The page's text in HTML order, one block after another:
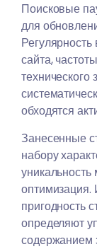
Поисковые
для
Регулярность
сайта,
технического
обходятся
Занесенные
набору
пригодность
определяют
содержанием